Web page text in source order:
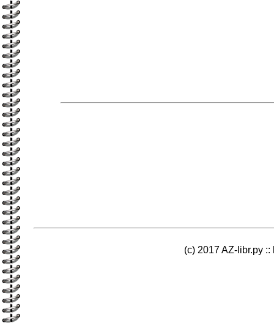
(c) 2017 AZ-libr.ру ::